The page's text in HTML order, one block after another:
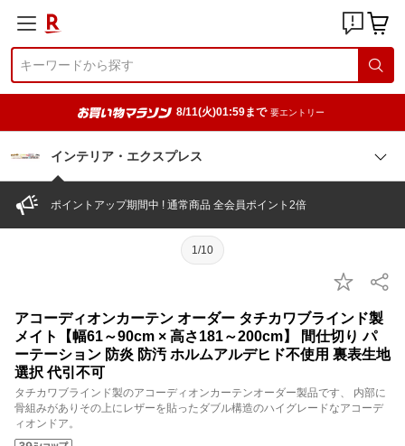
8/11(火)01:59まで 要エントリー
インテリア・エクスプレス
ポイントアップ期間中 ! 通常商品 全会員ポイント2倍
1/10
アコーディオンカーテン オーダー タチカワブラインド製
メイト【幅61～90cm × 高さ181～200cm】 間仕切り パ
ーテーション 防炎 防汚 ホルムアルデヒド不使用 裏表生地
選択 代引不可
タチカワブラインド製のアコーディオンカーテンオーダー製品です、 内部に
骨組みがありその上にレザーを貼ったダブル構造のハイグレードなアコーデ
ィオンドア。